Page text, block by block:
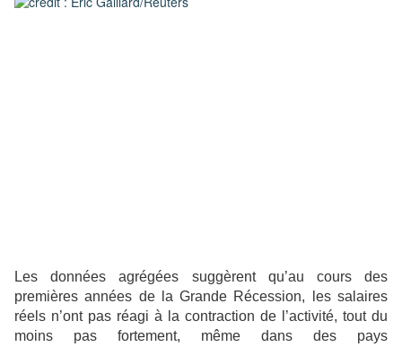
Les données agrégées suggèrent qu’au cours des
premières années de la Grande Récession, les salaires
réels n’ont pas réagi à la contraction de l’activité, tout du
moins pas fortement, même dans des pays